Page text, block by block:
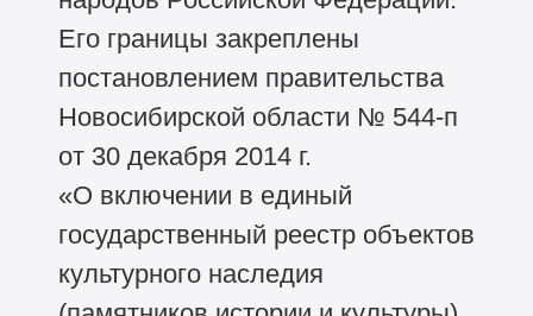
Его границы закреплены
постановлением правительства
Новосибирской области № 544-п
от 30 декабря 2014 г.
«О включении в единый
государственный реестр объектов
культурного наследия